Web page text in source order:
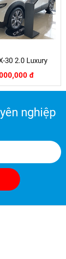
30 2.0 Luxury
đ
nghiệp